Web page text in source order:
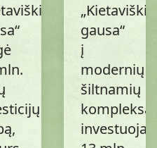
„Kietaviškių
gausa“
į
modernių
šiltnamių
kompleksą
investuoja